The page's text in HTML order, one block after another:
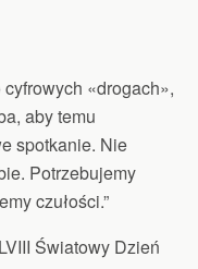
«drogach»,
aby temu
spotkanie. Nie
Potrzebujemy
czułości.”
Światowy Dzień